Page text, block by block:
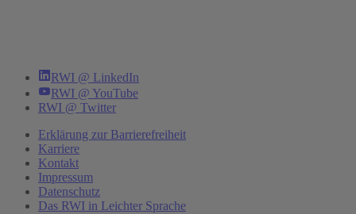
RWI @ LinkedIn
RWI @ YouTube
RWI @ Twitter
Erklärung zur Barrierefreiheit
Karriere
Kontakt
Impressum
Datenschutz
Das RWI in Leichter Sprache